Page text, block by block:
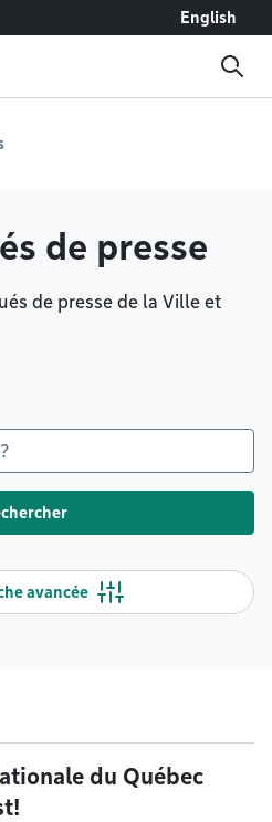
English
de presse
de presse de la Ville et
avancée
du Québec